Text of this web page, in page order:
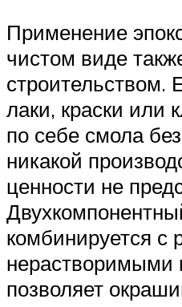
Применение
чистом виде
строительством.
лаки, краски или
по себе смола
никакой
ценности не
комбинируется с
нерастворимыми
позволяет